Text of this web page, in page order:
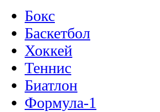
Бокс
Баскетбол
Хоккей
Теннис
Биатлон
Формула-1